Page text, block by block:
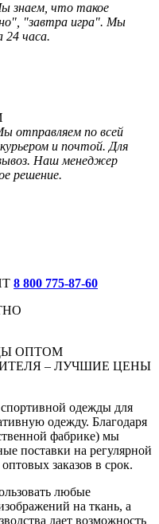
знаем, что такое
"завтра игра". Мы
24 часа.
отправляем по всей
и почтой. Для
Наш менеджер
решение.
8 800 775‑87-60
ОПТОМ
– ЛУЧШИЕ ЦЕНЫ
одежды для
одежду. Благодаря
фабрике) мы
поставки на регулярной
заказов в срок.
любые
на ткань, а
дает возможность